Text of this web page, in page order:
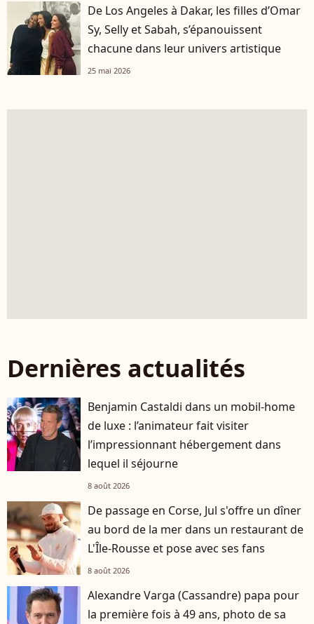
De Los Angeles à Dakar, les filles d’Omar
Sy, Selly et Sabah, s’épanouissent
chacune dans leur univers artistique
25 mai 2026
Dernières actualités
Benjamin Castaldi dans un mobil-home
de luxe : l’animateur fait visiter
l’impressionnant hébergement dans
lequel il séjourne
8 août 2026
De passage en Corse, Jul s'offre un dîner
au bord de la mer dans un restaurant de
L'Île-Rousse et pose avec ses fans
8 août 2026
Alexandre Varga (Cassandre) papa pour
la première fois à 49 ans, photo de sa